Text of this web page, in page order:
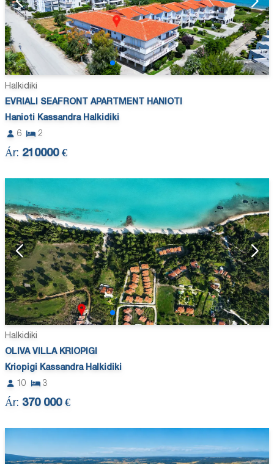
Halkidiki
EVRIALI SEAFRONT APARTMENT HANIOTI
Hanioti Kassandra Halkidiki
6
2
Ár: 210000 €
Halkidiki
OLIVA VILLA KRIOPIGI
Kriopigi Kassandra Halkidiki
10
3
Ár: 370 000 €